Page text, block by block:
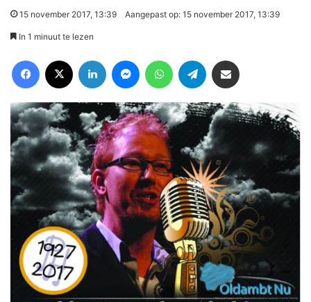
15 november 2017, 13:39 Aangepast op: 15 november 2017, 13:39
In 1 minuut te lezen